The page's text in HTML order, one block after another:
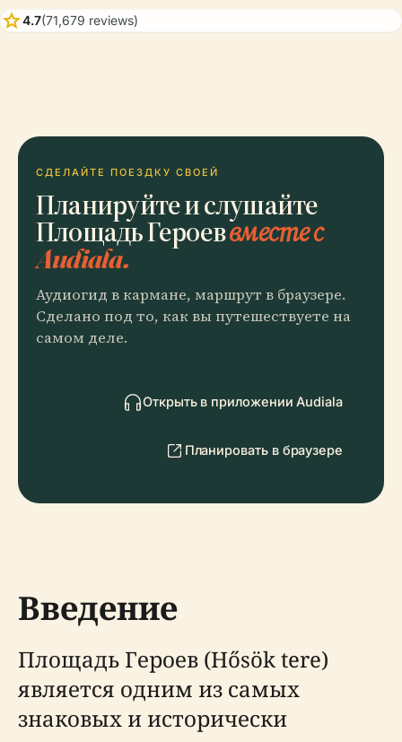
star4.7(71,679 reviews)
СДЕЛАЙТЕ ПОЕЗДКУ СВОЕЙ
Планируйте и слушайте
Площадь Героеввместе с
Audiala.
Аудиогид в кармане, маршрут в браузере.
Сделано под то, как вы путешествуете на
самом деле.
Открыть в приложении Audiala
Планировать в браузере
Введение
Площадь Героев (Hősök tere)
является одним из самых
знаковых и исторически